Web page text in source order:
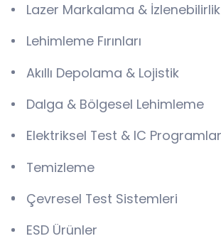
Lazer Markalama & İzlenebilirlik
Lehimleme Fırınları
Akıllı Depolama & Lojistik
Dalga & Bölgesel Lehimleme
Elektriksel Test & IC
Temizleme
Çevresel Test Sistemleri
ESD Ürünler